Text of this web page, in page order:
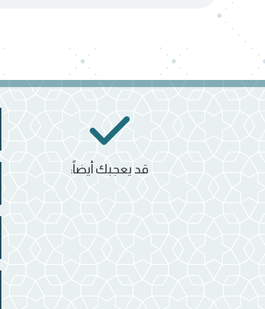
قد يعجبك أيضاً: